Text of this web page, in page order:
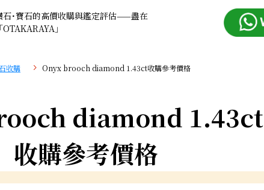
石･寶石的高價收購與鑑定評估——盡在
「OTAKARAYA」
收購 Onyx brooch diamond 1.43ct收購參考價格
diamond 1.43ct
收購參考價格